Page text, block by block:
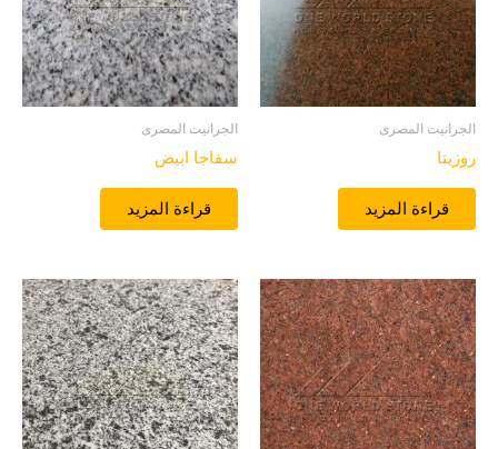
الجرانيت المصرى
روزيتا
قراءة المزيد
الجرانيت المصرى
سفاجا ابيض
قراءة المزيد